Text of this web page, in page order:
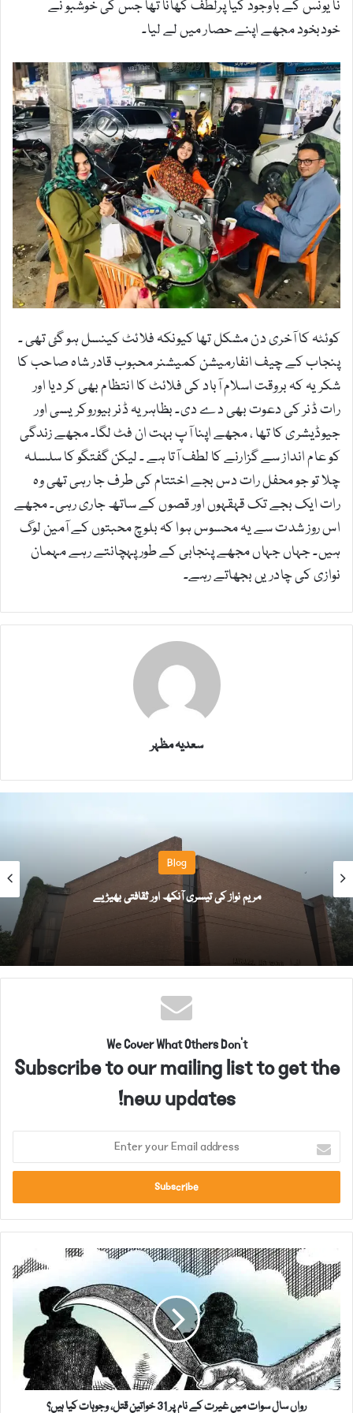
نا یونس کے باوجود کیا پرلطف کھانا تھا جس کی خوشبو نے
خودبخود مجھے اپنے حصار میں لے لیا۔
کوئٹہ کا آخری دن مشکل تھا کیونکہ فلائٹ کینسل ہو گئ تھی ۔
پنجاب کے چیف انفارمیشن کمیشنر محبوب قادر شاہ صاحب کا
شکریہ کہ بروقت اسلام آباد کی فلائٹ کا انتظام بھی کر دیا اور
رات ڈنر کی دعوت بھی دے دی۔ بظاہر یہ ڈنر بیوروکریسی اور
جیوڈیشری کا تھا ، مجھے اپنا آپ بہت ان فٹ لگا۔ مجھے زندگی
کو عام انداز سے گزارنے کا لطف آتا ہے ۔ لیکن گفتگو کا سلسلہ
چلا تو جو محفل رات دس بجے اختتام کی طرف جا رہی تھی وہ
رات ایک بجے تک قہقہوں اور قصوں کے ساتھ جاری رہی۔ مجھے
اس روز شدت سے یہ محسوس ہوا کہ بلوچ محبتوں کے آمین لوگ
ہیں۔ جہاں جہاں مجھے پنجابی کے طور پہچانتے رہے مہمان
نوازی کی چادریں بجھاتے رہے۔
سعدیہ مظہر
Blog
مریم نواز کی تیسری آنکھ اور ثقافتی بھیڑیے
We Cover What Others Don't
Subscribe to our mailing list to get the
new updates!
t
u
r
a
i
l
a
و
س
ا
ل
س
رواں سال سوات میں غیرت کے نام پر 31 خواتین قتل، وجوہات کیا ہیں؟